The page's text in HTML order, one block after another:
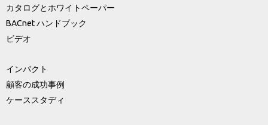
カタログとホワイトペーパー
BACnet ハンドブック
ビデオ
インパクト
顧客の成功事例
ケーススタディ